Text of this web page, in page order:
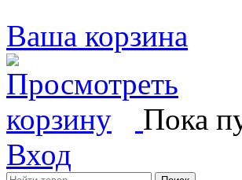
Ваша корзина
Пока
Вход